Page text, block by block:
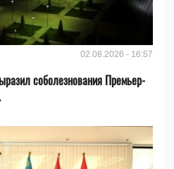
02.08.2026 - 16:57
соболезнования Премьер-